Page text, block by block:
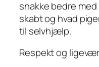
snakke bedre
skabt og hvad
til selvhjælp.
Respekt og